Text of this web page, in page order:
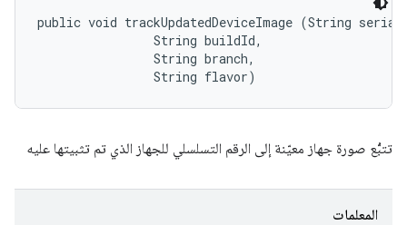
public void trackUpdatedDeviceImage (String
                String buildId,
                String branch,
                String flavor)
تتبُّع صورة جهاز معيّنة إلى الرقم التسلسلي للجهاز الذي تم تثبيتها عليه
المعلمات